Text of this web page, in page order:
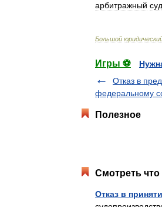
арбитражный суд
Большой
Игры ⚽
Отказ в
федеральному
Полезное
Смотреть что
Отказ в